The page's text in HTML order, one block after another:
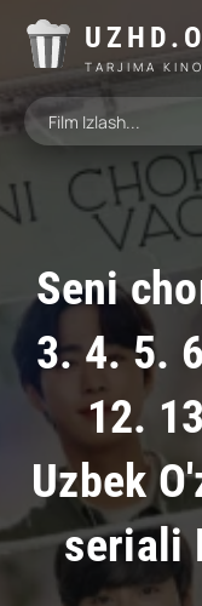
TARJIMA
Seni
3. 4. 5.
12.
Uzbek
seriali